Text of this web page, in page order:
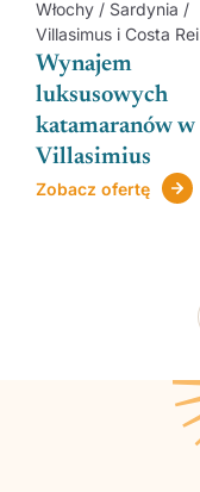
Włochy / Sardynia /
Villasimus i Costa Rei
Wynajem
luksusowych
katamaranów w
Villasimius
Zobacz ofertę